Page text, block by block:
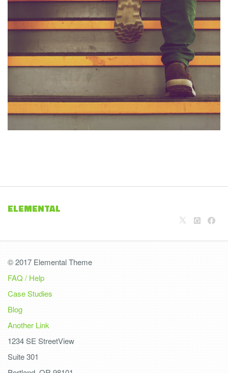
ELEMENTAL
© 2017 Elemental Theme
FAQ / Help
Case Studies
Blog
Another Link
1234 SE StreetView
Suite 301